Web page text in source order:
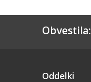
Obvestila:
Oddelki